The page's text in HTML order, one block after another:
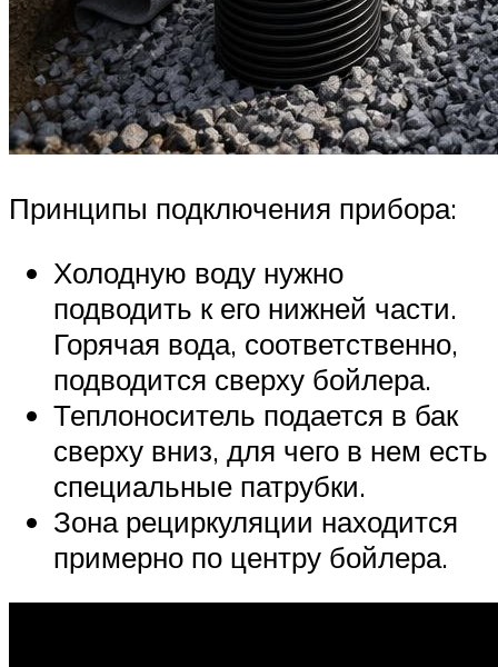
Принципы подключения прибора:
Холодную воду нужно
подводить к его нижней части.
Горячая вода, соответственно,
подводится сверху бойлера.
Теплоноситель подается в бак
сверху вниз, для чего в нем есть
специальные патрубки.
Зона рециркуляции находится
примерно по центру бойлера.